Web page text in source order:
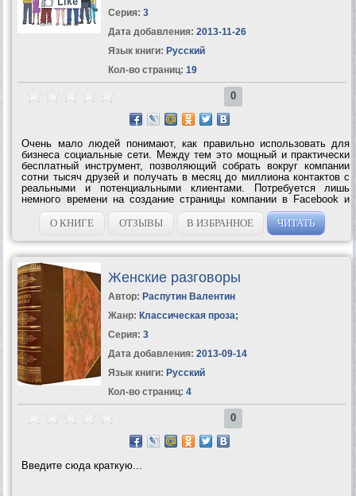
Серия: 3
Дата добавления: 2013-11-26
Язык книги: Русский
Кол-во страниц: 19
0
Очень мало людей понимают, как правильно использовать для
бизнеса социальные сети. Между тем это мощный и практически
бесплатный инструмент, позволяющий собрать вокруг компании
сотни тысяч друзей и получать в месяц до миллиона контактов с
реальными и потенциальными клиентами. Потребуется лишь
немного времени на создание страницы компании в Facebook и
«Вконтакте», дисциплинированность в поддержке коммуникации с
ее посетителями и...
О КНИГЕ ОТЗЫВЫ В ИЗБРАННОЕ ЧИТАТЬ
Женские разговоры
Автор: Распутин Валентин
Жанр: Классическая проза;
Серия: 3
Дата добавления: 2013-09-14
Язык книги: Русский
Кол-во страниц: 4
0
Введите сюда краткую...